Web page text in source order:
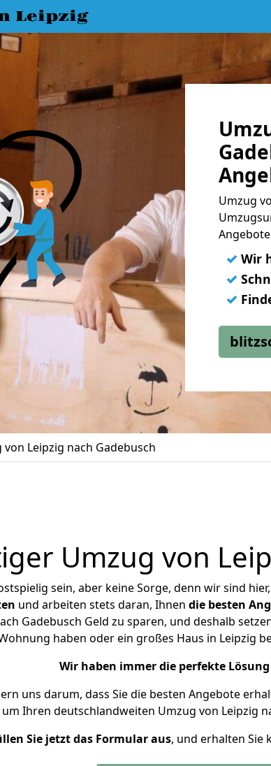
Leipzig
Umzug
✓ Wir
✓
✓
von Leipzig nach Gadebusch
Umzug von
sein, aber keine Sorge, denn wir sind
und arbeiten stets daran, Ihnen die besten
Gadebusch Geld zu sparen, und deshalb
haben oder ein großes Haus in Leipzig
Wir haben immer die perfekte
uns darum, dass Sie die besten Angebote
um Ihren deutschlandweiten Umzug von Leipzig
Sie jetzt das Formular aus, und erhalten Sie